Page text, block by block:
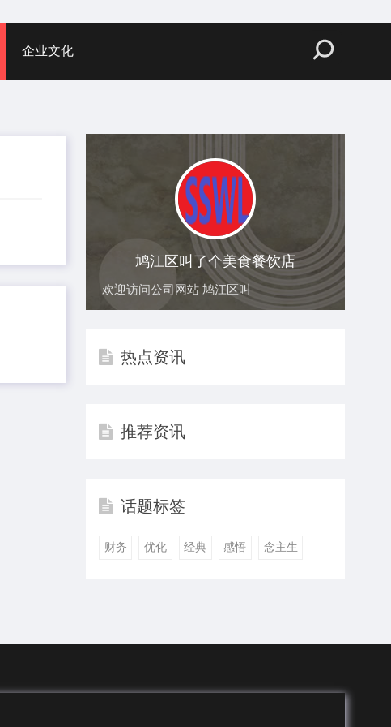
企业文化
鸠江区叫了个美食餐饮店
欢迎访问公司网站 鸠江区叫
热点资讯
推荐资讯
话题标签
财务 优化 经典 感悟 念主生